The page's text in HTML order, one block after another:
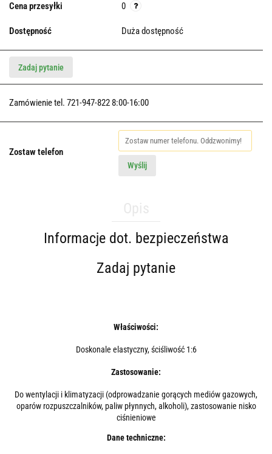
Cena przesyłki 0
Dostępność Duża dostępność
Zadaj pytanie
Zamówienie tel. 721-947-822 8:00-16:00
Zostaw telefon
Wyślij
Informacje dot. bezpieczeństwa
Zadaj pytanie
Właściwości:
Doskonale elastyczny, ściśliwość 1:6
Zastosowanie:
Do wentylacji i klimatyzacji (odprowadzanie gorących mediów gazowych,
oparów rozpuszczalników, paliw płynnych, alkoholi), zastosowanie nisko
ciśnieniowe
Dane techniczne: